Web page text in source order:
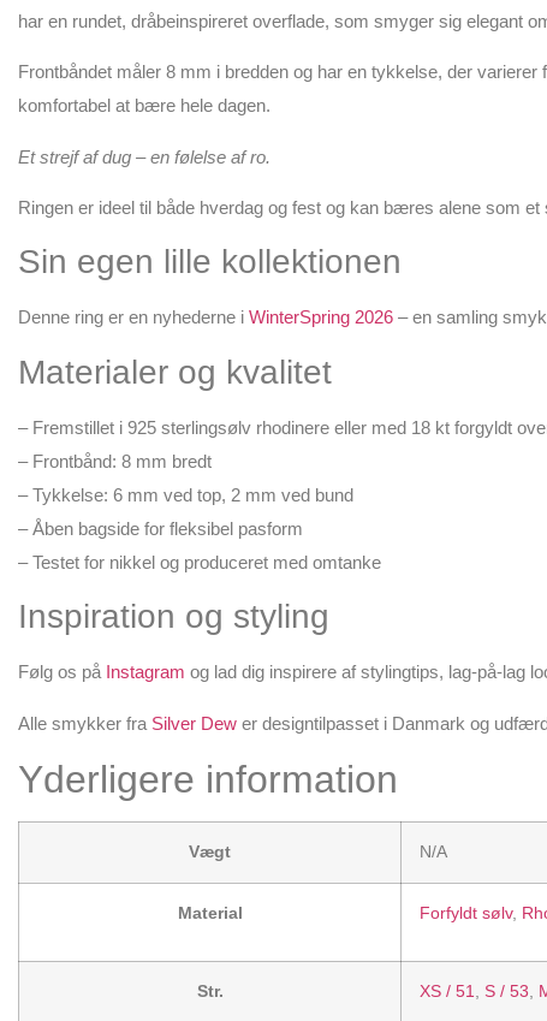
har en rundet, dråbeinspireret overflade, som smyger sig elegant
Frontbåndet måler 8 mm i bredden og har en tykkelse, der
komfortabel at bære hele dagen.
Et strejf af dug – en følelse af ro.
Ringen er ideel til både hverdag og fest og kan bæres alene som
Sin egen lille kollektionen
Denne ring er en nyhederne i WinterSpring 2026 – en samling
Materialer og kvalitet
– Fremstillet i 925 sterlingsølv rhodinere eller med 18 kt forgyldt
– Frontbånd: 8 mm bredt
– Tykkelse: 6 mm ved top, 2 mm ved bund
– Åben bagside for fleksibel pasform
– Testet for nikkel og produceret med omtanke
Inspiration og styling
Følg os på Instagram og lad dig inspirere af stylingtips, lag-på-lag
Alle smykker fra Silver Dew er designtilpasset i Danmark og
Yderligere information
Vægt N/A
Material Forfyldt sølv,
Str. XS / 51 S / 53